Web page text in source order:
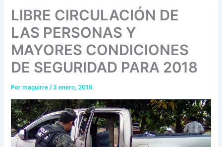
LIBRE CIRCULACIÓN DE
LAS PERSONAS Y
MAYORES CONDICIONES
DE SEGURIDAD PARA 2018
Pormaguirre/3 enero, 2018